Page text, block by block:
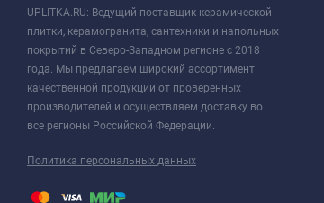
UPLITKA.RU: Ведущий поставщик керамической
плитки, керамогранита, сантехники и напольных
покрытий в Северо-Западном регионе с 2018
года. Мы предлагаем широкий ассортимент
качественной продукции от проверенных
производителей и осуществляем доставку во
все регионы Российской Федерации.
Политика персональных данных